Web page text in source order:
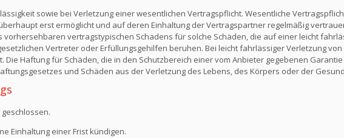
sowie bei Verletzung einer wesentlichen Vertragspflicht. Wesentliche
erst ermöglicht und auf deren Einhaltung der Vertragspartner regelmäßig
vorhersehbaren vertragstypischen Schadens für solche Schäden, die auf einer leicht
Vertreter oder Erfüllungsgehilfen beruhen. Bei leicht fahrlässiger Verletzung
Haftung für Schäden, die in den Schutzbereich einer vom Anbieter gegebenen
und Schäden aus der Verletzung des Lebens, des Körpers oder der
Einhaltung einer Frist kündigen.